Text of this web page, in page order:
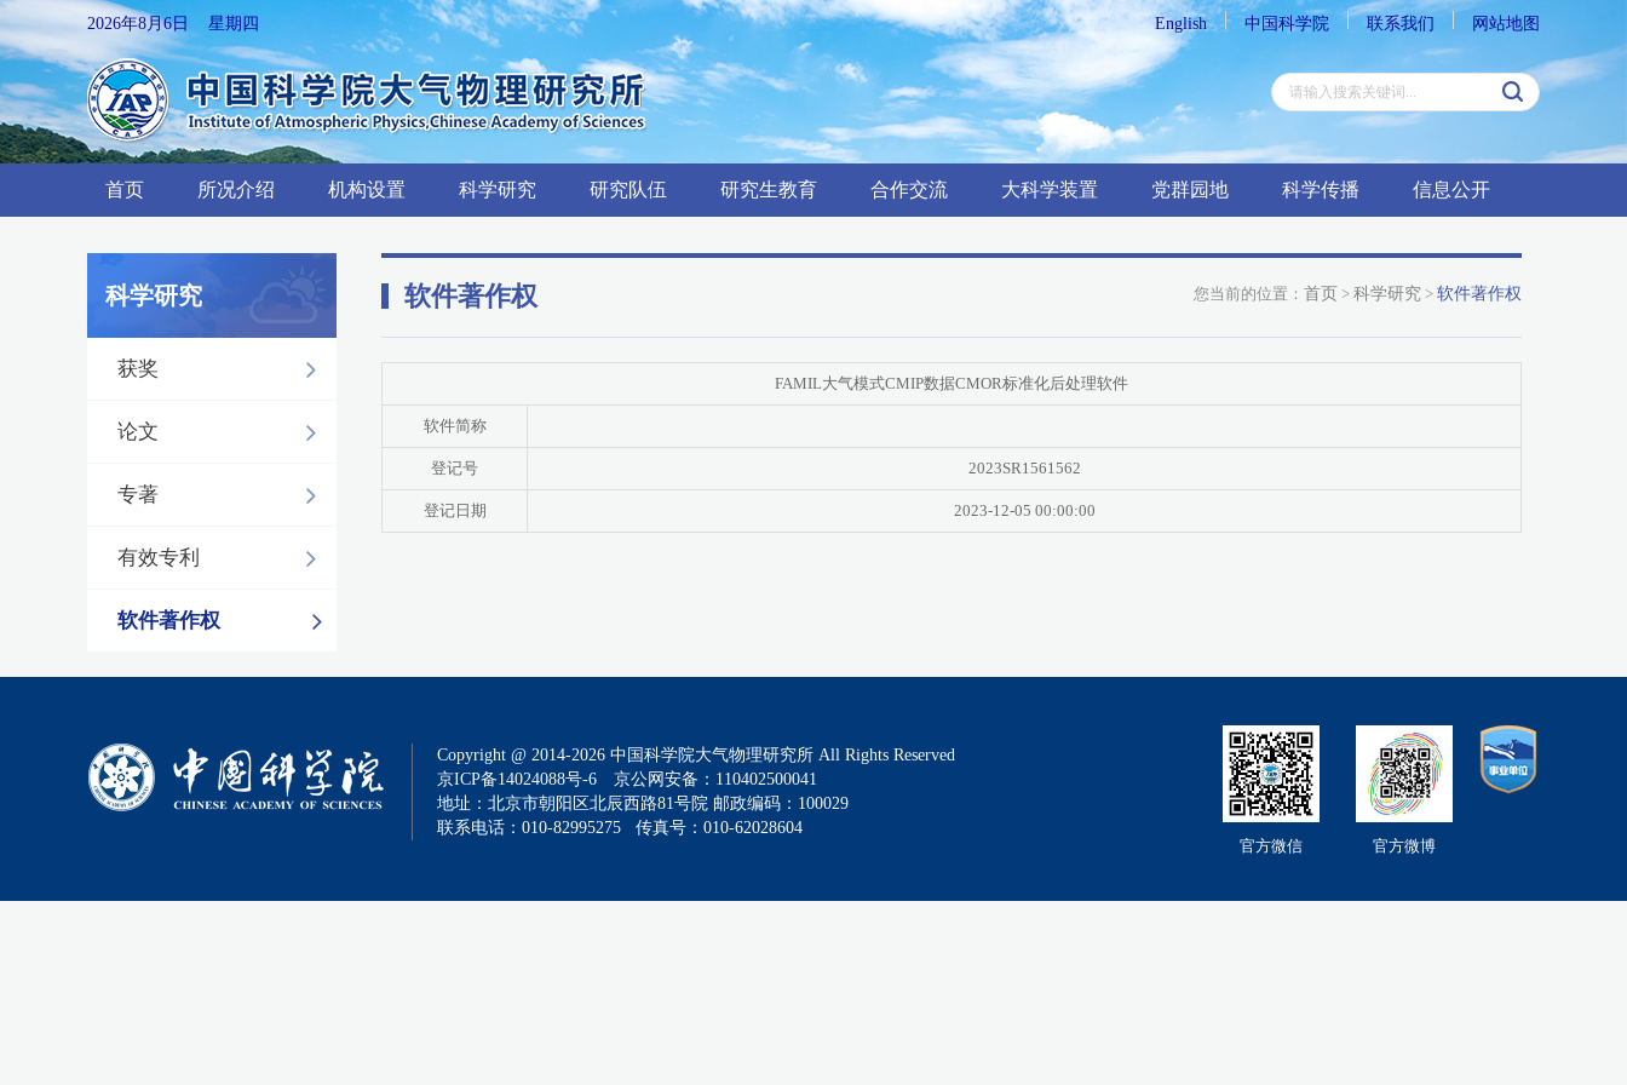
2026年8月6日 星期四 English 中国科学院 联系我们 网站地图
首页 所况介绍 机构设置 科学研究 研究队伍 研究生教育 合作交流 大科学装置 党群园地 科学传播 信息公开
科学研究
获奖
论文
专著
有效专利
软件著作权
软件著作权 您当前的位置： 首页 > 科学研究 > 软件著作权
FAMIL大气模式CMIP数据CMOR标准化后处理软件
软件简称
登记号 2023SR1561562
登记日期 2023-12-05 00:00:00
官方微信 官方微博
Copyright @ 2014-2026 中国科学院大气物理研究所 All Rights Reserved
京ICP备14024088号-6
京公网安备：110402500041
地址：北京市朝阳区北辰西路81号院 邮政编码：100029
联系电话：010-82995275 传真号：010-62028604